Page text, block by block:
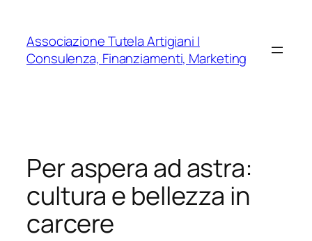
contenuto
Associazione Tutela Artigiani |
Consulenza, Finanziamenti, Marketing
Per aspera ad astra:
cultura e bellezza in
carcere